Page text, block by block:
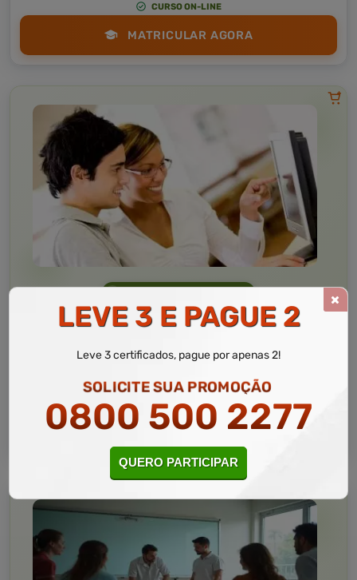
CURSO ON-LINE
MATRICULAR AGORA
Informática Avançada
MATRICULAR AGORA
LEVE 3 E PAGUE 2
Leve 3 certificados, pague por apenas 2!
SOLICITE SUA PROMOÇÃO
0800 500 2277
QUERO PARTICIPAR